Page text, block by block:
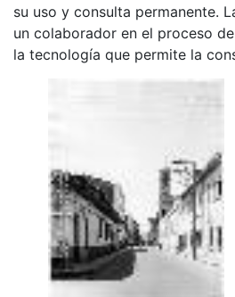
su uso y consulta permanente.
un colaborador en el proceso
la tecnología que permite la